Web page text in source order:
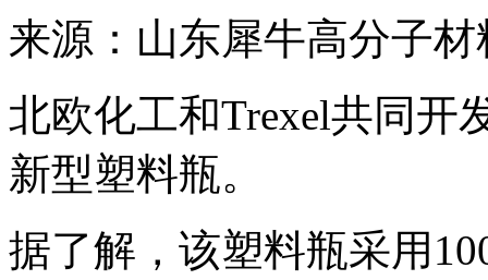
来源：山东犀牛高分子
北欧化工和Trexel共同开
新型塑料瓶。
据了解，该塑料瓶采用